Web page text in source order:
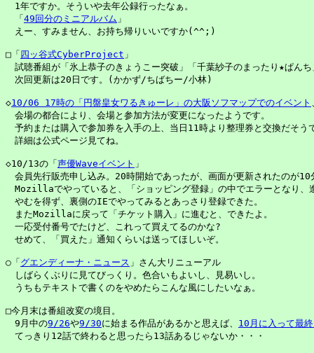
1年ですか。そういや去年公録行ったなぁ。
「 49回分のミニアルバム 」
えー、すみません、お持ち帰りいいですか(^^;)
□「 四ッ谷式CyberProject 」
試聴番組が「氷上恭子のきょうこー突破」「千葉紗子のまったり★ぱんち
次回更新は20日です。(かかず/ちばちー/小林)
◇10/06 17時の「円盤皇女ワるきゅーレ」の大阪ソフマップでのイベント
会場の都合により、会場と参加方法が変更になったようです。
予約または購入で参加券を入手の上、当日11時より整理券と交換だそう
詳細は公式ページ見てね。
◇10/13の「 声優Waveイベント 」
会員先行販売申し込み。20時開始であったが、画面が更新されたのが10
Mozillaでやっていると、「ショッピング登録」の中でエラーとなり、
やむを得ず、裏側のIEでやってみるとあっさり登録できた。
またMozillaに戻って「チケット購入」に進むと、できたよ。
一応受付番号でたけど、これって買えてるのかな?
せめて、「買えた」通知くらいは送ってほしいぞ。
○「 グエンディーナ・ニュース 」さん大リニューアル
しばらくぶりに見てびっくり。色合いもよいし、見易いし。
うちもテキストで書くのをやめたらこんな風にしたいなぁ。
□今月末は番組改変の境目。
9月中の9/26や9/30に始まる作品があるかと思えば、 10月に入って最
てっきり12話で終わると思ったら13話あるじゃないか・・・